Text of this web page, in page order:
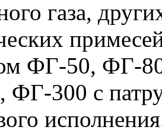
газа,
ФГ-50, ФГ-
300 с